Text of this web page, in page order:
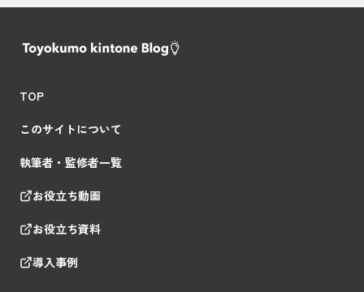
TOP
このサイトについて
執筆者・監修者一覧
お役立ち動画
お役立ち資料
導入事例